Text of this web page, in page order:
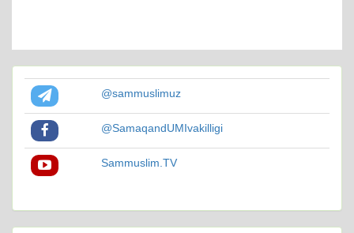
@sammuslimuz
@SamaqandUMIvakilligi
Sammuslim.TV